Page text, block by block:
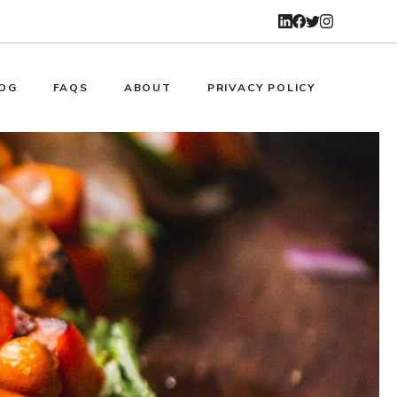
FAQS ABOUT PRIVACY POLICY